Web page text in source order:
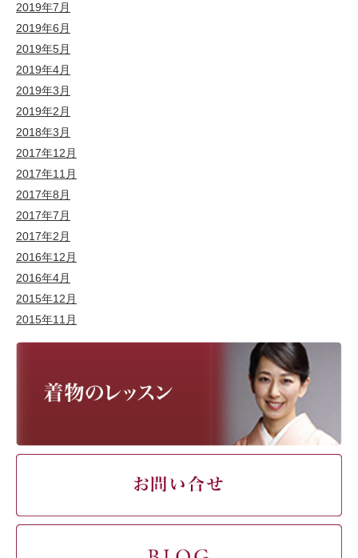
2019年7月
2019年6月
2019年5月
2019年4月
2019年3月
2019年2月
2018年3月
2017年12月
2017年11月
2017年8月
2017年7月
2017年2月
2016年12月
2016年4月
2015年12月
2015年11月